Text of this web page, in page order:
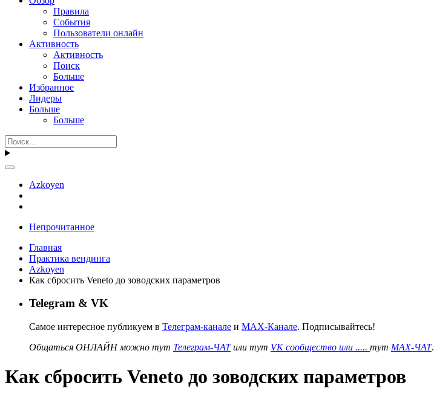
Правила
События
Пользователи онлайн
Активность
Активность
Поиск
Больше
Избранное
Лидеры
Больше
Больше
Azkoyen
Непрочитанное
Главная
Практика вендинга
Azkoyen
Как сбросить Veneto до зоводских параметров
Telegram & VK
Самое интересное публикуем в Телеграм-канале и MAX-Канале. Подписывайтесь!
Общаться ОНЛАЙН можно тут Телеграм-ЧАТили тут VK сообщество или ..... тут MAX-ЧАТ.
Как сбросить Veneto до зоводских параметров